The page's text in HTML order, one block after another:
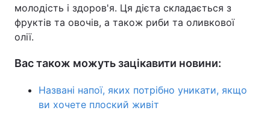
молодість і здоров'я. Ця дієта складається з
фруктів та овочів, а також риби та оливкової
олії.
Вас також можуть зацікавити новини:
Названі напої, яких потрібно уникати, якщо
ви хочете плоский живіт